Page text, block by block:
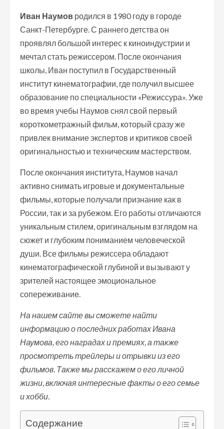
Иван Наумов родился в 1980 году в городе
Санкт-Петербурге. С раннего детства он
проявлял большой интерес к киноиндустрии и
мечтал стать режиссером. После окончания
школы, Иван поступил в Государственный
институт кинематографии, где получил высшее
образование по специальности «Режиссура». Уже
во время учебы Наумов снял свой первый
короткометражный фильм, который сразу же
привлек внимание экспертов и критиков своей
оригинальностью и техническим мастерством.
После окончания института, Наумов начал
активно снимать игровые и документальные
фильмы, которые получали признание как в
России, так и за рубежом. Его работы отличаются
уникальным стилем, оригинальным взглядом на
сюжет и глубоким пониманием человеческой
души. Все фильмы режиссера обладают
кинематографической глубиной и вызывают у
зрителей настоящее эмоциональное
сопереживание.
На нашем сайте вы сможете найти
информацию о последних работах Ивана
Наумова, его наградах и премиях, а также
просмотреть трейлеры и отрывки из его
фильмов. Также мы расскажем о его личной
жизни, включая интересные факты о его семье
и хобби.
Содержание